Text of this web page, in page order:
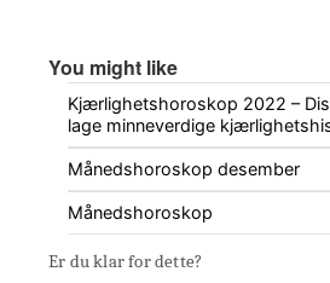
You might like
Kjærlighetshoroskop 2022 –
lage minneverdige
Månedshoroskop desember
Månedshoroskop
Er du klar for dette?